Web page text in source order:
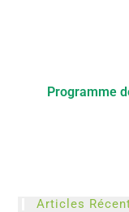
Programme
Articles